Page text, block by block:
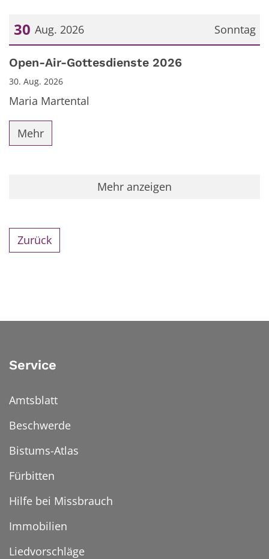
Sonntag
30 Aug. 2026
Datum: 30. August 2026
Open-Air-Gottesdienste 2026
30. Aug. 2026
Maria Martental
Mehr
Mehr anzeigen
Zurück
Service
Amtsblatt
Beschwerde
Bistums-Atlas
Fürbitten
Hilfe bei Missbrauch
Immobilien
Liedvorschläge